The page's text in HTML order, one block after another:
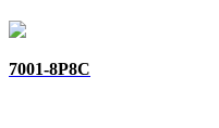
7001-8P8C